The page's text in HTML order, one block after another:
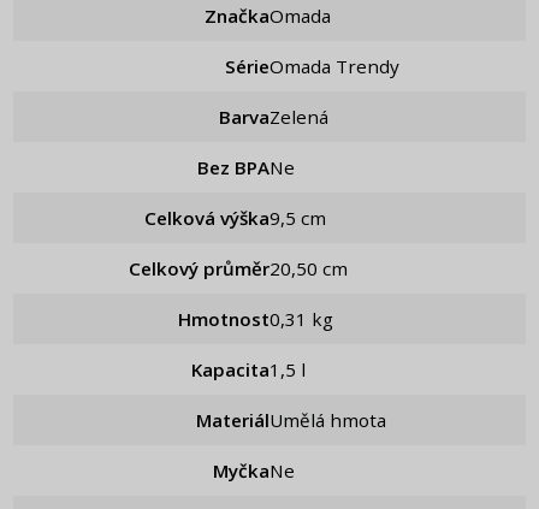
Značka Omada
Série Omada Trendy
Barva Zelená
Bez BPA Ne
Celková výška 9,5 cm
Celkový průměr 20,50 cm
Hmotnost 0,31 kg
Kapacita 1,5 l
Materiál Umělá hmota
Myčka Ne